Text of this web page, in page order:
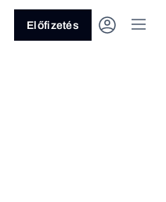
Előfizetés